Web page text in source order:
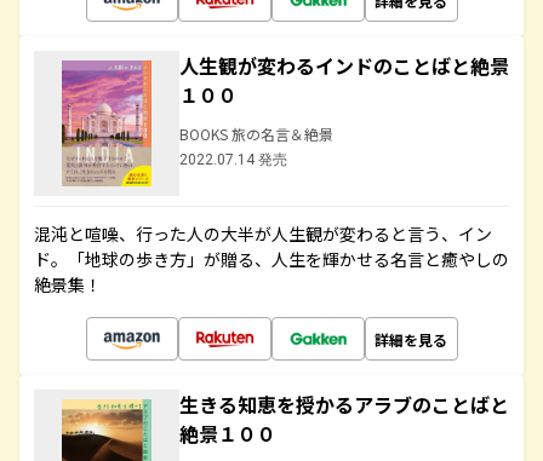
人生観が変わるインドのことばと絶景
１００
BOOKS 旅の名言＆絶景
2022.07.14 発売
混沌と喧噪、行った人の大半が人生観が変わると言う、イン
ド。「地球の歩き方」が贈る、人生を輝かせる名言と癒やしの
絶景集！
詳細を見る
生きる知恵を授かるアラブのことばと
絶景１００